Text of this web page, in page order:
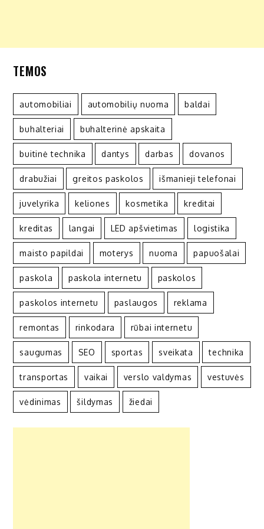
TEMOS
automobiliai automobilių nuoma baldai
buhalteriai buhalterinė apskaita
buitinė technika dantys darbas dovanos
drabužiai greitos paskolos išmanieji telefonai
juvelyrika keliones kosmetika kreditai
kreditas langai LED apšvietimas logistika
maisto papildai moterys nuoma papuošalai
paskola paskola internetu paskolos
paskolos internetu paslaugos reklama
remontas rinkodara rūbai internetu
saugumas SEO sportas sveikata technika
transportas vaikai verslo valdymas vestuvės
vėdinimas šildymas žiedai